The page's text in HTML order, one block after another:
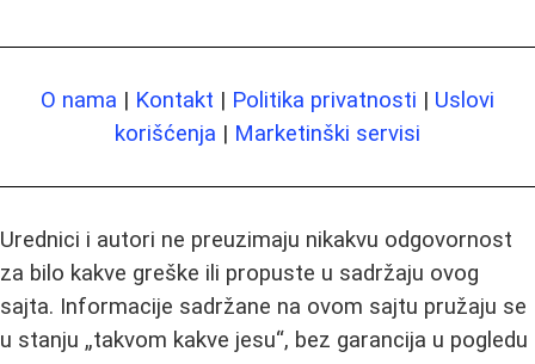
O nama | Kontakt | Politika privatnosti | Uslovi
korišćenja | Marketinški servisi
Urednici i autori ne preuzimaju nikakvu odgovornost
za bilo kakve greške ili propuste u sadržaju ovog
sajta. Informacije sadržane na ovom sajtu pružaju se
u stanju „takvom kakve jesu“, bez garancija u pogledu